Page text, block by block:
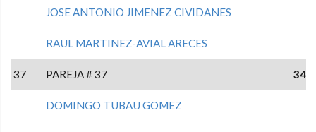
JOSE ANTONIO JIMENEZ CIVIDANES
RAUL MARTINEZ-AVIAL ARECES
37 PAREJA # 37 34
DOMINGO TUBAU GOMEZ